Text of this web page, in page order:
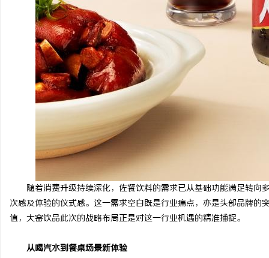
随着消费升级持续深化，佐餐饮料的需求已从基础功能满足转
次感及体验的仪式感。这一需求空白既是行业痛点，亦是头部品牌
值，大窑饮品此次的战略布局正是对这一行业机遇的精准捕捉。
从喝汽水到餐桌场景新体验